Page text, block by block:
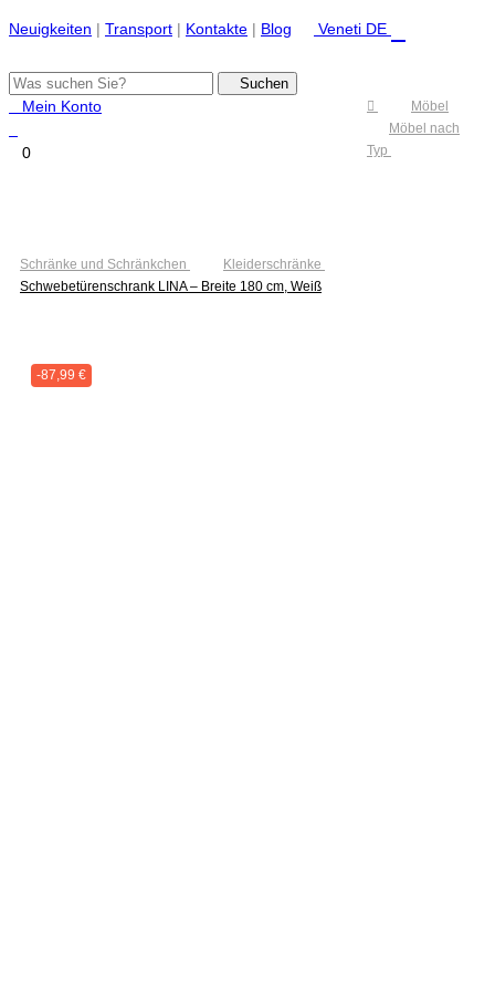
Neuigkeiten | Transport | Kontakte | Blog Veneti DE
Suchen
Mein Konto
0
Navigation
Möbel
Möbel nach
Typ
Schränke und Schränkchen
Kleiderschränke
Schwebetürenschrank LINA – Breite 180 cm, Weiß
-87,99 €